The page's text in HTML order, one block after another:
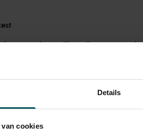
Details
cookies
theaters te beginnen. Na twintig jaar
en is sinds 2012 chefdirigent
Concertgebouw Eigen